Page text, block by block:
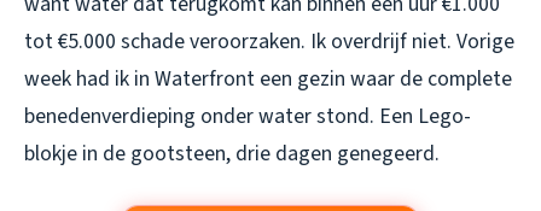
tot €5.000 schade veroorzaken. Ik overdrijf niet. Vorige
week had ik in Waterfront een gezin waar de complete
benedenverdieping onder water stond. Een Lego-
blokje in de gootsteen, drie dagen genegeerd.